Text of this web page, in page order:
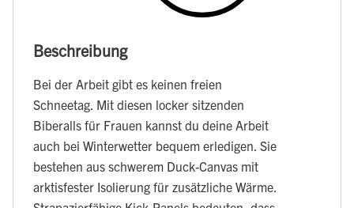
Beschreibung
Bei der Arbeit gibt es keinen freien
Schneetag. Mit diesen locker sitzenden
Biberalls für Frauen kannst du deine Arbeit
auch bei Winterwetter bequem erledigen. Sie
bestehen aus schwerem Duck-Canvas mit
arktisfester Isolierung für zusätzliche Wärme.